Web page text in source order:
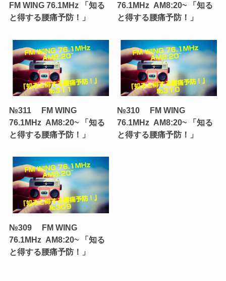
FM WING 76.1MHz 「知る
と得する腰痛予防！」
76.1MHz AM8:20~ 「知る
と得する腰痛予防！」
№311 FM WING
76.1MHz AM8:20~ 「知る
と得する腰痛予防！」
№310 FM WING
76.1MHz AM8:20~ 「知る
と得する腰痛予防！」
№309 FM WING
76.1MHz AM8:20~ 「知る
と得する腰痛予防！」